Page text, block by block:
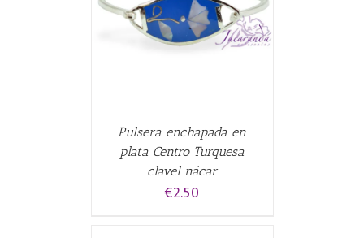
Pulsera enchapada en
plata Centro Turquesa
clavel nácar
€2.50